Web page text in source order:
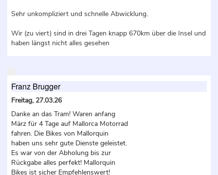
Sehr unkompliziert und schnelle Abwicklung.
Wir (zu viert) sind in drei Tagen knapp 670km über die Insel und
haben längst nicht alles gesehen
Franz Brugger
Freitag, 27.03.26
Danke an das Tram! Waren anfang
März für 4 Tage auf Mallorca Motorrad
fahren. Die Bikes von Mallorquin
haben uns sehr gute Dienste geleistet.
Es war von der Abholung bis zur
Rückgabe alles perfekt! Mallorquin
Bikes ist sicher Empfehlenswert!